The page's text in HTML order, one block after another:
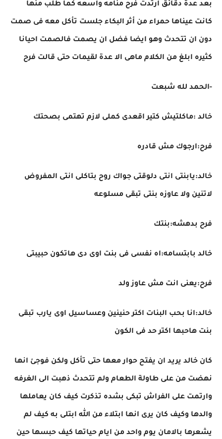
بعد عدة دقائق ارتدت فرح منامه واسعه كما طلب منها
كانت عيناها حمراء من أثر البكاء جلست تأكل معه فى صمت
دون ان تتحدث وهو ايضا فضل ان يصمت فالصمت احيانا
كثيره ابلغ من الكلام ماهى الا عدة لقيمات حتى قالت فرح
-الحمد لله شبعت
خالد :ماكلتيش كتير اقعدى كملى لازم تهتمى بصحتك
فرح:ارجوك مش قادره
خالد:يابنتى انتى دلوقتى جواك روح بتاكلى انتى المفروض
لاتنين ولا عاوزه بنتى تبقى مسلوعه
فرح بدهشه:بنتك
خالد بابتسامه:اه نفسى فى بنت اوى دى هاتكون حبيبتى
فرح:يعنى انت مش عاوز ولد
خالد:انا بحب البنات اكتر حنينين وعساسيل اوى يارب تبقى
بنت هاحبها اكتر حد فى الكون
كان خالد يريد ان يفتح حوار معها حتى تأكل ولكن فوجئ انها
نهضت من على طاولة الطعام ولم تتحدث ذهبت الى الغرفه
وارتمت على الفراش تبكى بشده تذكرت كيف كان يعاملها
والدها وكيف كان يرى انها ابتلاء من الله ابتلى به كيف لم
يشعرها بالامان يوم واحد من ايام حياتها كيف حبسها حين